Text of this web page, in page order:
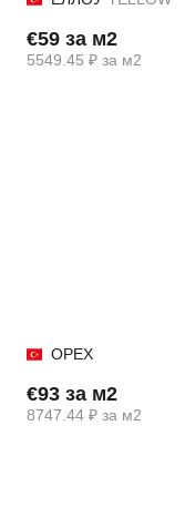
€59 за м2
5549.45 ₽ за м2
ОРЕХ
€93 за м2
8747.44 ₽ за м2